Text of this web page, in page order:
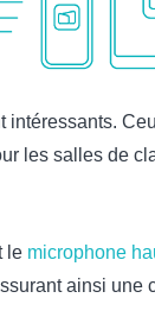
les salles de
le microphone
ainsi une